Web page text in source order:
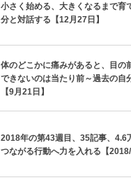
小さく始める、大きくなるまで育
分と対話する【12月27日】
体のどこかに痛みがあると、目の
できないのは当たり前～過去の自
【9月21日】
2018年の第43週目、35記事、4.6
つながる行動へ力を入れる【2018/